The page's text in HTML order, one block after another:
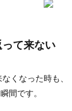
て来ない
くなった時も、
間です。